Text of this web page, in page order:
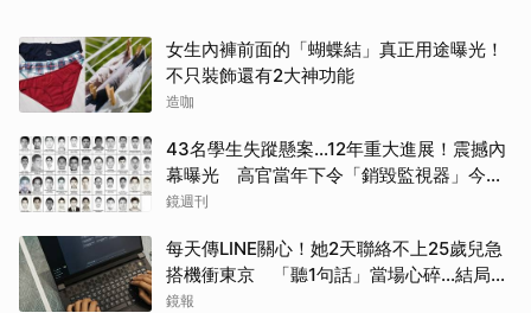
女生內褲前面的「蝴蝶結」真正用途曝光！
不只裝飾還有2大神功能
造咖
43名學生失蹤懸案...12年重大進展！震撼內
幕曝光 高官當年下令「銷毀監視器」今遭
逮
鏡週刊
每天傳LINE關心！她2天聯絡不上25歲兒急
搭機衝東京 「聽1句話」當場心碎...結局看
哭網
鏡報